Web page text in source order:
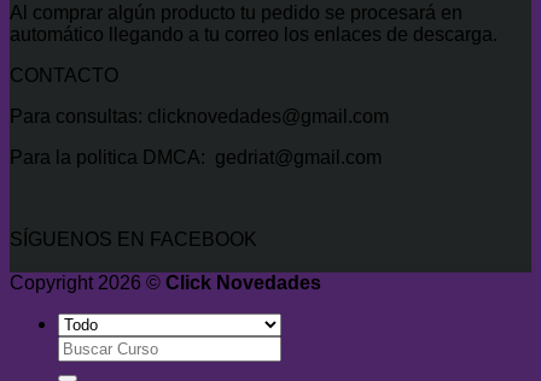
Al comprar algún producto tu pedido se procesará en
automático llegando a tu correo los enlaces de descarga.
CONTACTO
Para consultas: clicknovedades@gmail.com
Para la politica DMCA: gedriat@gmail.com
SÍGUENOS EN FACEBOOK
Copyright 2026 © Click Novedades
Buscar
por: